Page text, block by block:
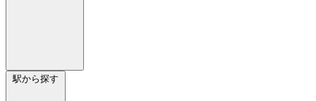
駅から探す